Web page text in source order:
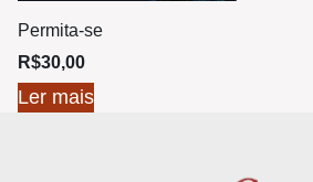
Permita-se
R$30,00
Ler mais